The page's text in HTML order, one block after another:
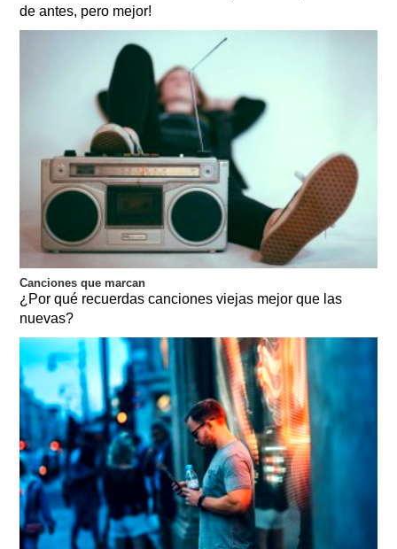
de antes, pero mejor!
Canciones que marcan
¿Por qué recuerdas canciones viejas mejor que las
nuevas?